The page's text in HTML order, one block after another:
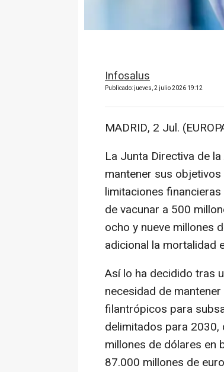
Infosalus
Publicado: jueves, 2 julio 2026 19:12
MADRID, 2 Jul.
La Junta Directiva de
mantener sus
limitaciones
de vacunar a 500
ocho y nueve millones
adicional la mortalidad
Así lo ha decidido tras
necesidad de
filantrópicos para
delimitados para 2030,
millones de dólares en
87.000 millones de